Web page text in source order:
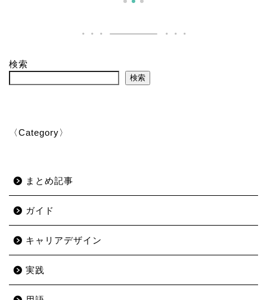
検索
検索
〈Category〉
まとめ記事
ガイド
キャリアデザイン
実践